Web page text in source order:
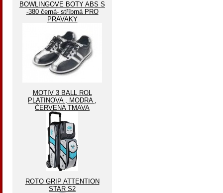
BOWLINGOVE BOTY ABS S
-380 černá- stříbrná PRO
PRAVAKY
MOTIV 3 BALL ROL
PLATINOVA , MODRA ,
ČERVENA TMAVA
ROTO GRIP ATTENTION
STAR S2